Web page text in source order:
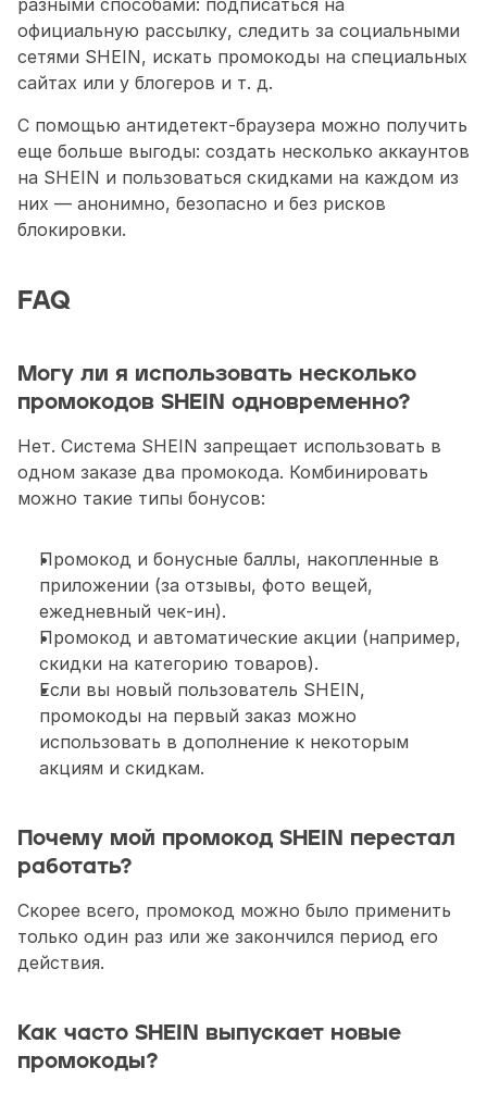
разными способами: подписаться на
официальную рассылку, следить за социальными
сетями SHEIN, искать промокоды на специальных
сайтах или у блогеров и т. д.
С помощью антидетект-браузера можно получить
еще больше выгоды: создать несколько аккаунтов
на SHEIN и пользоваться скидками на каждом из
них — анонимно, безопасно и без рисков
блокировки.
FAQ
Могу ли я использовать несколько
промокодов SHEIN одновременно?
Нет. Система SHEIN запрещает использовать в
одном заказе два промокода. Комбинировать
можно такие типы бонусов:
Промокод и бонусные баллы, накопленные в
приложении (за отзывы, фото вещей,
ежедневный чек-ин).
Промокод и автоматические акции (например,
скидки на категорию товаров).
Если вы новый пользователь SHEIN,
промокоды на первый заказ можно
использовать в дополнение к некоторым
акциям и скидкам.
Почему мой промокод SHEIN перестал
работать?
Скорее всего, промокод можно было применить
только один раз или же закончился период его
действия.
Как часто SHEIN выпускает новые
промокоды?